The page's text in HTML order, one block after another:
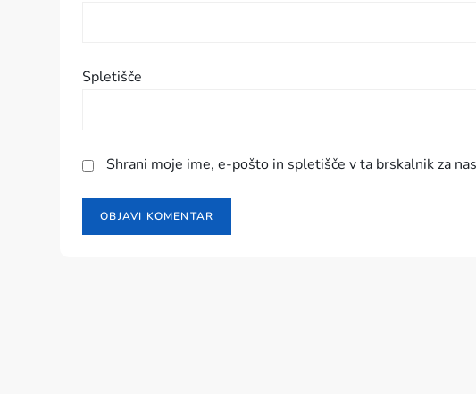
v
a
Spletišče
Shrani moje ime, e-pošto in spletišče v ta brskalnik za